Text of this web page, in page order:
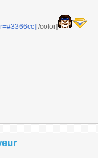
[/color]